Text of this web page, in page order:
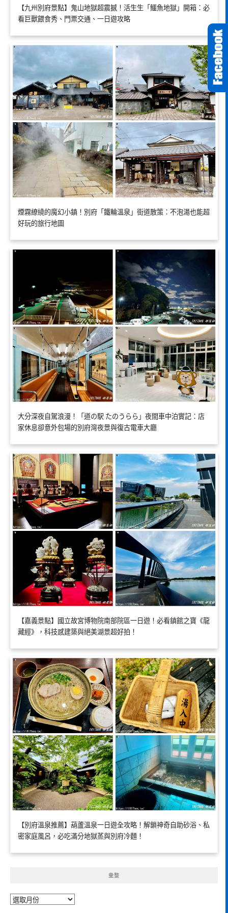
【九州別府景點】鬼山地獄超震撼！活生生「鱷魚地獄」開箱：必
看巨獸餵食秀、門票交通、一日遊攻略
煙霧繚繞的魔幻小鎮！別府「鐵輪溫泉」街道散策：不泡湯也能超
好玩的旅行地圖
大分深夜自駕浪漫！「道の駅 たのうらら」夜間車中泊實記：店
家休息卻意外包場的別府灣夜景與復古電車大廳
【嘉義景點】國立故宮博物院南部院區一日遊！必看鎮館之寶《龍
藏經》，科技感建築與絕美湖景超好拍！
【別府溫泉推薦】葫蘆溫泉一日遊全攻略！解鎖神奇自助砂浴、私
密家庭風呂，必吃滿分地獄蒸與別府冷麵！
彙整
彙